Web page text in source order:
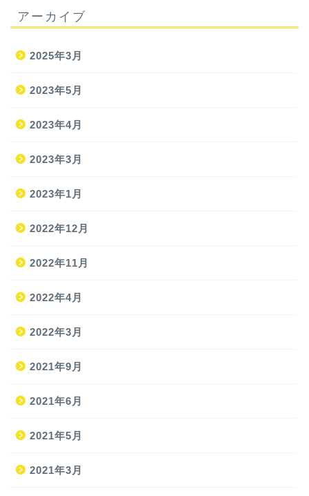
アーカイブ
2025年3月
2023年5月
2023年4月
2023年3月
2023年1月
2022年12月
2022年11月
2022年4月
2022年3月
2021年9月
2021年6月
2021年5月
2021年3月